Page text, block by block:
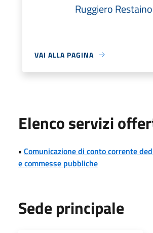
Ruggiero Restaino
VAI ALLA PAGINA
Elenco servizi
• Comunicazione di conto corrente
e commesse pubbliche
Sede principale